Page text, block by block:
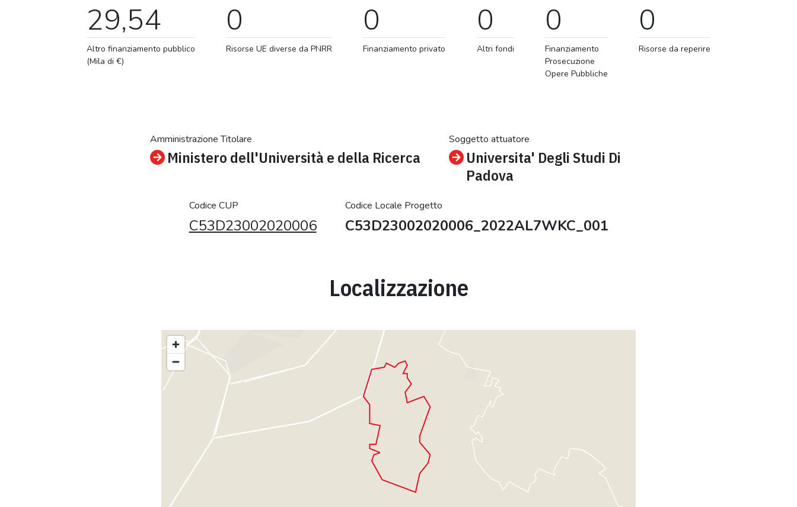
29,54
Altro finanziamento pubblico
(Mila di €)
0
Risorse UE diverse da PNRR
0
Finanziamento privato
0
Altri fondi
0
Finanziamento
Prosecuzione
Opere Pubbliche
0
Risorse da reperire
Amministrazione Titolare
Ministero dell'Università e della Ricerca
Soggetto attuatore
Universita' Degli Studi Di
Padova
Codice CUP
C53D23002020006
Codice Locale Progetto
C53D23002020006_2022AL7WKC_001
Localizzazione